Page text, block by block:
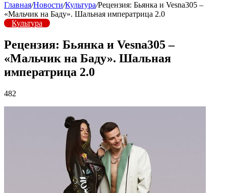
Главная/Новости/Культура/Рецензия: Бьянка и Vesna305 –
«Мальчик на Баду». Шальная императрица 2.0
Культура
Рецензия: Бьянка и Vesna305 –
«Мальчик на Баду». Шальная
императрица 2.0
482